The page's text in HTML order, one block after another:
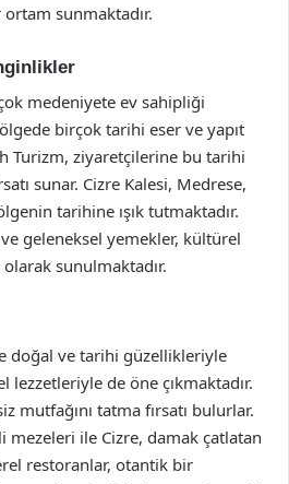
sunmaktadır.
medeniyete ev sahipliği
birçok tarihi eser ve yapıt
Turizm, ziyaretçilerine bu tarihi
sunar. Cizre Kalesi, Medrese,
tarihine ışık tutmaktadır.
geleneksel yemekler, kültürel
sunulmaktadır.
doğal ve tarihi güzellikleriyle
lezzetleriyle de öne çıkmaktadır.
mutfağını tatma fırsatı bulurlar.
mezeleri ile Cizre, damak çatlatan
restoranlar, otantik bir